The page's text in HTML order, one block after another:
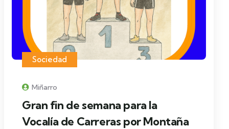
Sociedad
Miñarro
Gran fin de semana para la
Vocalía de Carreras por Montaña